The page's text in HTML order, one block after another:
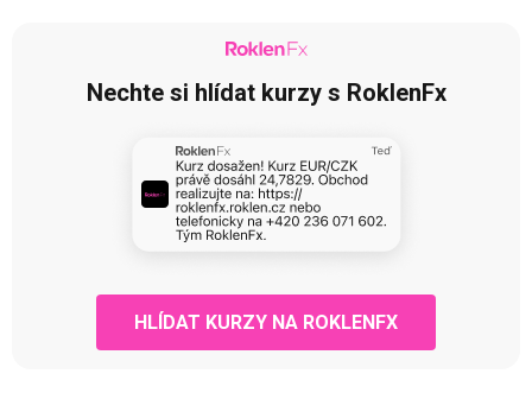
Nechte si hlídat kurzy s RoklenFx
HLÍDAT KURZY NA ROKLENFX